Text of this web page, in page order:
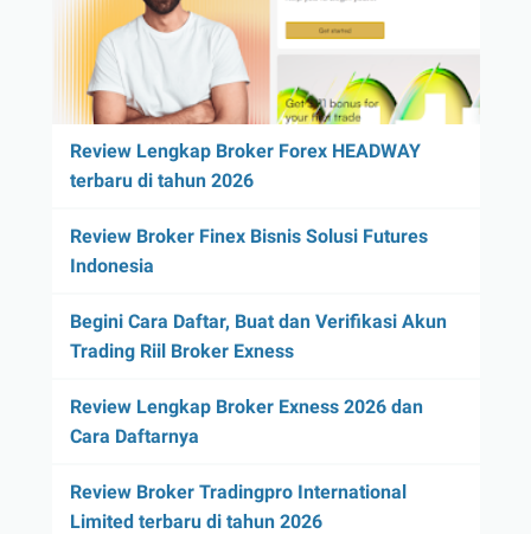
Review Lengkap Broker Forex HEADWAY
terbaru di tahun 2026
Review Broker Finex Bisnis Solusi Futures
Indonesia
Begini Cara Daftar, Buat dan Verifikasi Akun
Trading Riil Broker Exness
Review Lengkap Broker Exness 2026 dan
Cara Daftarnya
Review Broker Tradingpro International
Limited terbaru di tahun 2026